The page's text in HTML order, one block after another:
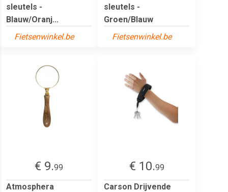
sleutels -
Blauw/Oranj...
Fietsenwinkel.be
sleutels -
Groen/Blauw
Fietsenwinkel.be
€ 9.99
Atmosphera
€ 10.99
Carson Drijvende